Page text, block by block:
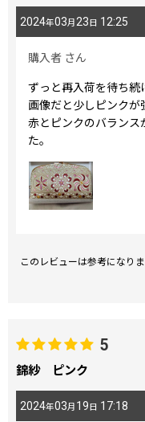
2024年03月 23 日 12:25
購入者 さん
ずっと再入荷を待ち続
画像だと少しピンク
赤とピンクのバランス
た。
このレビューは参考になり
5
錦紗 ピンク
2024年03月 19日 17:18